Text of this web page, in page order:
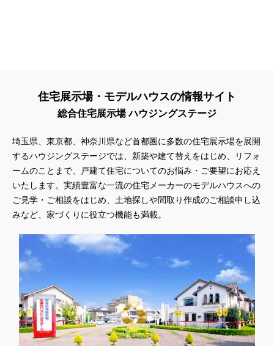
住宅展示場・モデルハウスの情報サイト
総合住宅展示場 ハウジングステージ
埼玉県、東京都、神奈川県など首都圏に多数の住宅展示場を展開
するハウジングステージでは、新築や建て替えをはじめ、リフォ
ームのことまで、戸建て住宅についてのお悩み・ご要望にお応え
いたします。実績豊富な一流の住宅メーカーのモデルハウスへの
ご見学・ご相談をはじめ、土地探しや間取り作成のご相談申し込
みなど、家づくりに役立つ機能も満載。